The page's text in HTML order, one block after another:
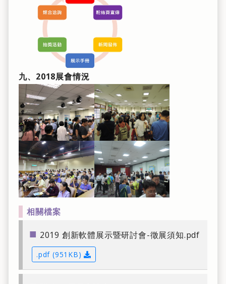
九、2018展會情況
相關檔案
■ 2019 創新軟體展示暨研討會-徵展須知.pdf
.pdf (951KB)